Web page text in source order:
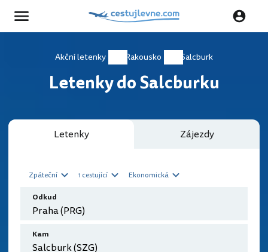
Akční letenky Rakousko Salcburk
Letenky do Salcburku
Letenky Zájezdy
Zpáteční 1 cestující Ekonomická
Odkud
Kam